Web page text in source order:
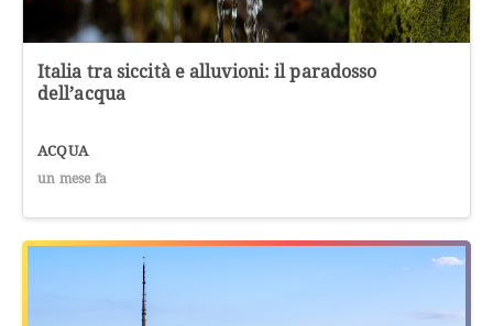
Italia tra siccità e alluvioni: il paradosso
dell’acqua
ACQUA
un mese fa